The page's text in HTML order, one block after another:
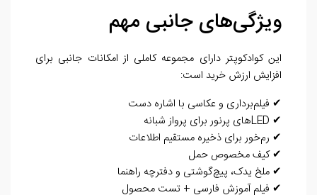
ویژگی‌های جانبی مهم
این کوادکوپتر دارای مجموعه کاملی از امکانات جانبی برای
افزایش ارزش خرید است:
✔ فیلم‌برداری و عکاسی با اشاره دست
✔ LEDهای پرنور برای پرواز شبانه
✔ رم‌خور برای ذخیره مستقیم اطلاعات
✔ کیف مخصوص حمل
✔ ملخ یدک، پیچ‌گوشتی و دفترچه راهنما
✔ فیلم آموزش فارسی + تست محصول